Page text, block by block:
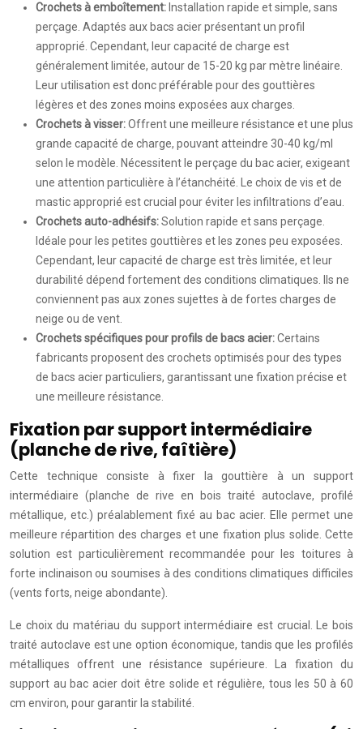
Crochets à emboîtement: Installation rapide et simple, sans
perçage. Adaptés aux bacs acier présentant un profil
approprié. Cependant, leur capacité de charge est
généralement limitée, autour de 15-20 kg par mètre linéaire.
Leur utilisation est donc préférable pour des gouttières
légères et des zones moins exposées aux charges.
Crochets à visser:Offrent une meilleure résistance et une plus
grande capacité de charge, pouvant atteindre 30-40 kg/ml
selon le modèle. Nécessitent le perçage du bac acier, exigeant
une attention particulière à l’étanchéité. Le choix de vis et de
mastic approprié est crucial pour éviter les infiltrations d’eau.
Crochets auto-adhésifs:Solution rapide et sans perçage.
Idéale pour les petites gouttières et les zones peu exposées.
Cependant, leur capacité de charge est très limitée, et leur
durabilité dépend fortement des conditions climatiques. Ils ne
conviennent pas aux zones sujettes à de fortes charges de
neige ou de vent.
Crochets spécifiques pour profils de bacs acier:Certains
fabricants proposent des crochets optimisés pour des types
de bacs acier particuliers, garantissant une fixation précise et
une meilleure résistance.
Fixation par support intermédiaire
(planche de rive, faîtière)
Cette technique consiste à fixer la gouttière à un support
intermédiaire (planche de rive en bois traité autoclave, profilé
métallique, etc.) préalablement fixé au bac acier. Elle permet une
meilleure répartition des charges et une fixation plus solide. Cette
solution est particulièrement recommandée pour les toitures à
forte inclinaison ou soumises à des conditions climatiques difficiles
(vents forts, neige abondante).
Le choix du matériau du support intermédiaire est crucial. Le bois
traité autoclave est une option économique, tandis que les profilés
métalliques offrent une résistance supérieure. La fixation du
support au bac acier doit être solide et régulière, tous les 50 à 60
cm environ, pour garantir la stabilité.